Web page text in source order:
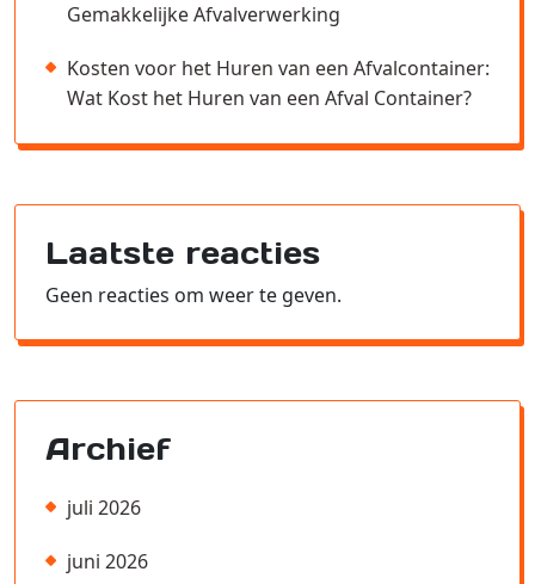
Gemakkelijke Afvalverwerking
Kosten voor het Huren van een Afvalcontainer:
Wat Kost het Huren van een Afval Container?
Laatste reacties
Geen reacties om weer te geven.
Archief
juli 2026
juni 2026